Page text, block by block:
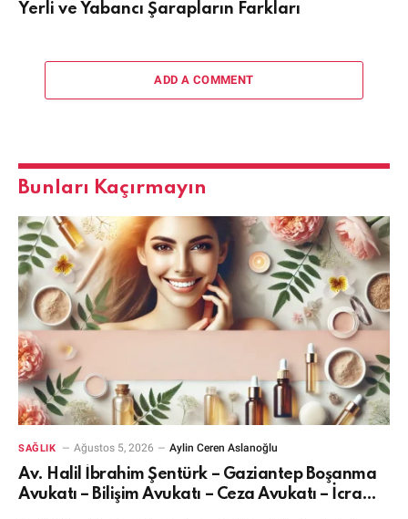
Yerli ve Yabancı Şarapların Farkları
ADD A COMMENT
Bunları Kaçırmayın
SAĞLIK Ağustos 5, 2026 Aylin Ceren Aslanoğlu
Av. Halil İbrahim Şentürk – Gaziantep Boşanma
Avukatı – Bilişim Avukatı – Ceza Avukatı – İcra